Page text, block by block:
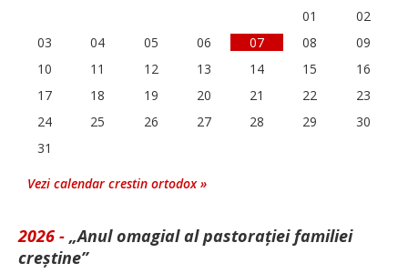
01
02
03
04 05 06 07 08
09
10
11 12 13 14 15
16
17
18 19 20 21 22
23
24
25 26 27 28 29
30
31
Vezi calendar crestin ortodox »
2026 - „Anul omagial al pastorației familiei
creștine”